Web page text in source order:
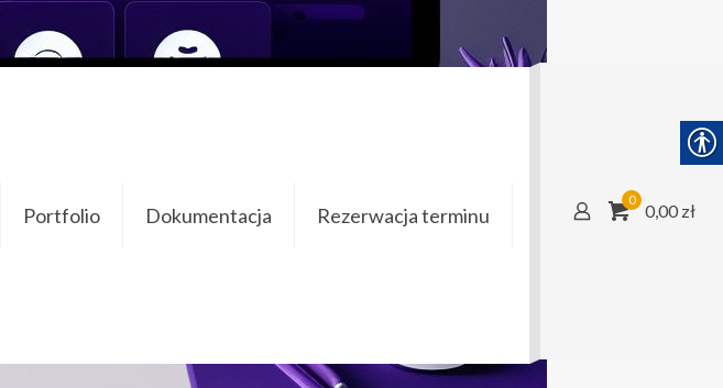
Portfolio Dokumentacja Rezerwacja terminu
0
0,00 zł
для дачи